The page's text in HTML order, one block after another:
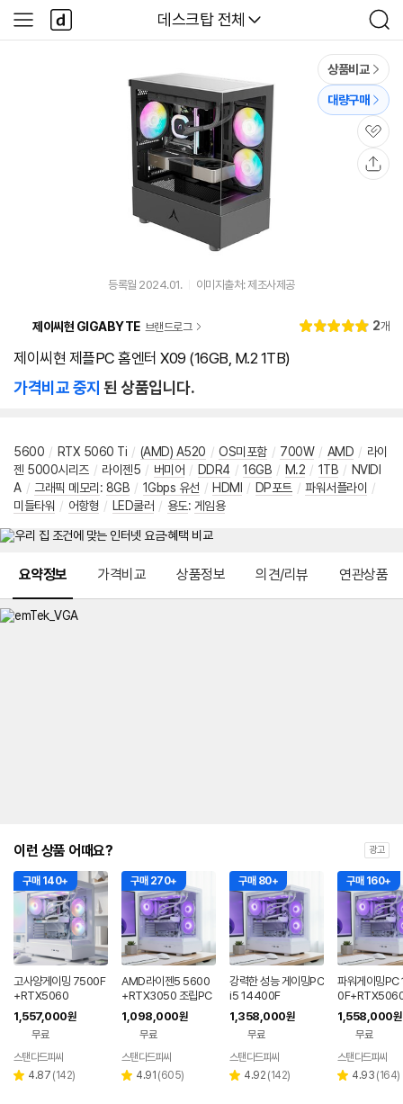
다나와
데스크탑 전체
검
색
사
이
다
나
와
상품비교
대량구매
관
심
등록월 2024.01. 이미지출처: 제조사제공
제이씨현 GIGABYTE 브랜드로그
별
5.
리
2개
제이씨현 제플PC 홈엔터 X09 (16GB, M.2 1TB)
가격비교 중지 된 상품입니다.
5600 / RTX 5060 Ti / (AMD) A520 / OS미포함 / 700W / AMD / 라이
젠 5000시리즈 / 라이젠5 / 버미어 / DDR4 / 16GB / M.2 / 1TB / NVIDI
A / 그래픽 메모리 : 8GB / 1Gbps 유선 / HDMI / DP포트 / 파워서플라이
/
미들타워 / 어항형 / LED쿨러 / 용도: 게임용
요약정보 가격비교 상품정보 의견/리뷰 연관상품
이런 상품 어때요? 광고
구매 140+
고사양게이밍 7500F
+RTX5060
1,557,000원
무료
페이
스탠다드피씨
별 4.87 리
(142)
구매 270+
AMD라이젠5 5600
+RTX3050 조립PC
1,098,000원
무료
페이
스탠다드피씨
별 4.91 리
(605)
구매 80+
강력한 성능 게이밍PC
i5 14400F
1,358,000원
무료
페이
스탠다드피씨
별 4.92 리
(142)
구매 160+
파워게이밍
1,558,000원
무료
스탠다드피씨
별 4.93 리
(164)